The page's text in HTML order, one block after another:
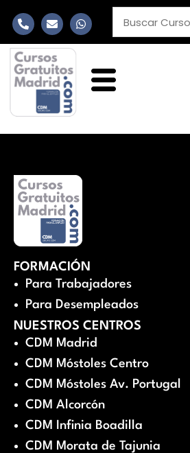
FORMACIÓN
Para Trabajadores
Para Desempleados
NUESTROS CENTROS
CDM Madrid
CDM Móstoles Centro
CDM Móstoles Av. Portugal
CDM Alcorcón
CDM Infinia Boadilla
CDM Morata de Tajunia